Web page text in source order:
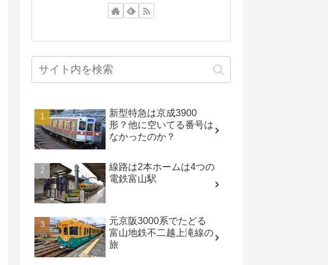
新型特急は京成3900
形？他に空いてる番号は
なかったのか？
線路は2本ホームは4つの
電鉄富山駅
元京阪3000系でたどる
富山地鉄不二越上滝線の
旅